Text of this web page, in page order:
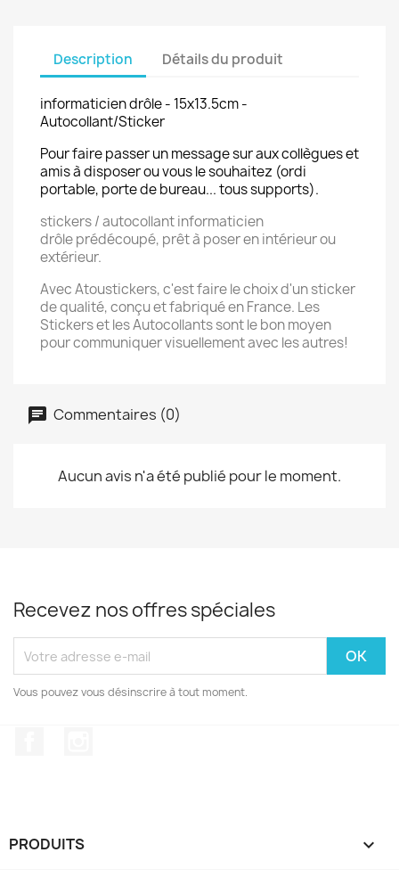
Description Détails du produit
informaticien drôle - 15x13.5cm -
Autocollant/Sticker
Pour faire passer un message sur aux collègues et
amis à disposer ou vous le souhaitez (ordi
portable, porte de bureau... tous supports).
stickers / autocollant informaticien
drôle prédécoupé, prêt à poser en intérieur ou
extérieur.
Avec Atoustickers, c'est faire le choix d'un sticker
de qualité, conçu et fabriqué en France. Les
Stickers et les Autocollants sont le bon moyen
pour communiquer visuellement avec les autres!
Commentaires (0)
Aucun avis n'a été publié pour le moment.
Recevez nos offres spéciales
Vous pouvez vous désinscrire à tout moment.
PRODUITS 